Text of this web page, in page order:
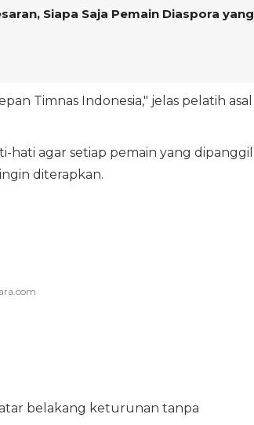
Siapa Saja Pemain Diaspora yang
Timnas Indonesia," jelas pelatih asal
hati agar setiap pemain yang dipanggil
diterapkan.
belakang keturunan tanpa